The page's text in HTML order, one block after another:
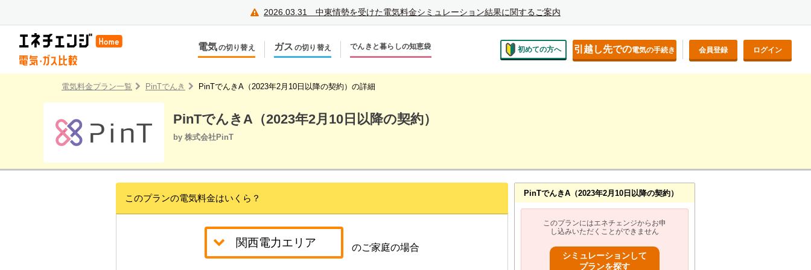
2026.03.31 中東情勢を受けた電気料金シミュレーション結果に関するご案内
電気の切り替え
引越しで新しく申し込み
ガス の切り替え
引越しで新しく申し込み
でんきと暮らしの知恵袋 初めての方へ 引越し先での電気の手続き 会員登録 ログイン
電気料金プラン一覧 PinTでんき PinTでんきA（2023年2月10日以降の契約）の詳細
PinTでんきA（2023年2月10日以降の契約）
by 株式会社PinT
このプランの電気料金はいくら？
のご家庭の場合
PinTでんきA（2023年2月10日以降の契約）
このプランにはエネチェンジからお申
し込みいただくことができません
シミュレーションして
プランを探す